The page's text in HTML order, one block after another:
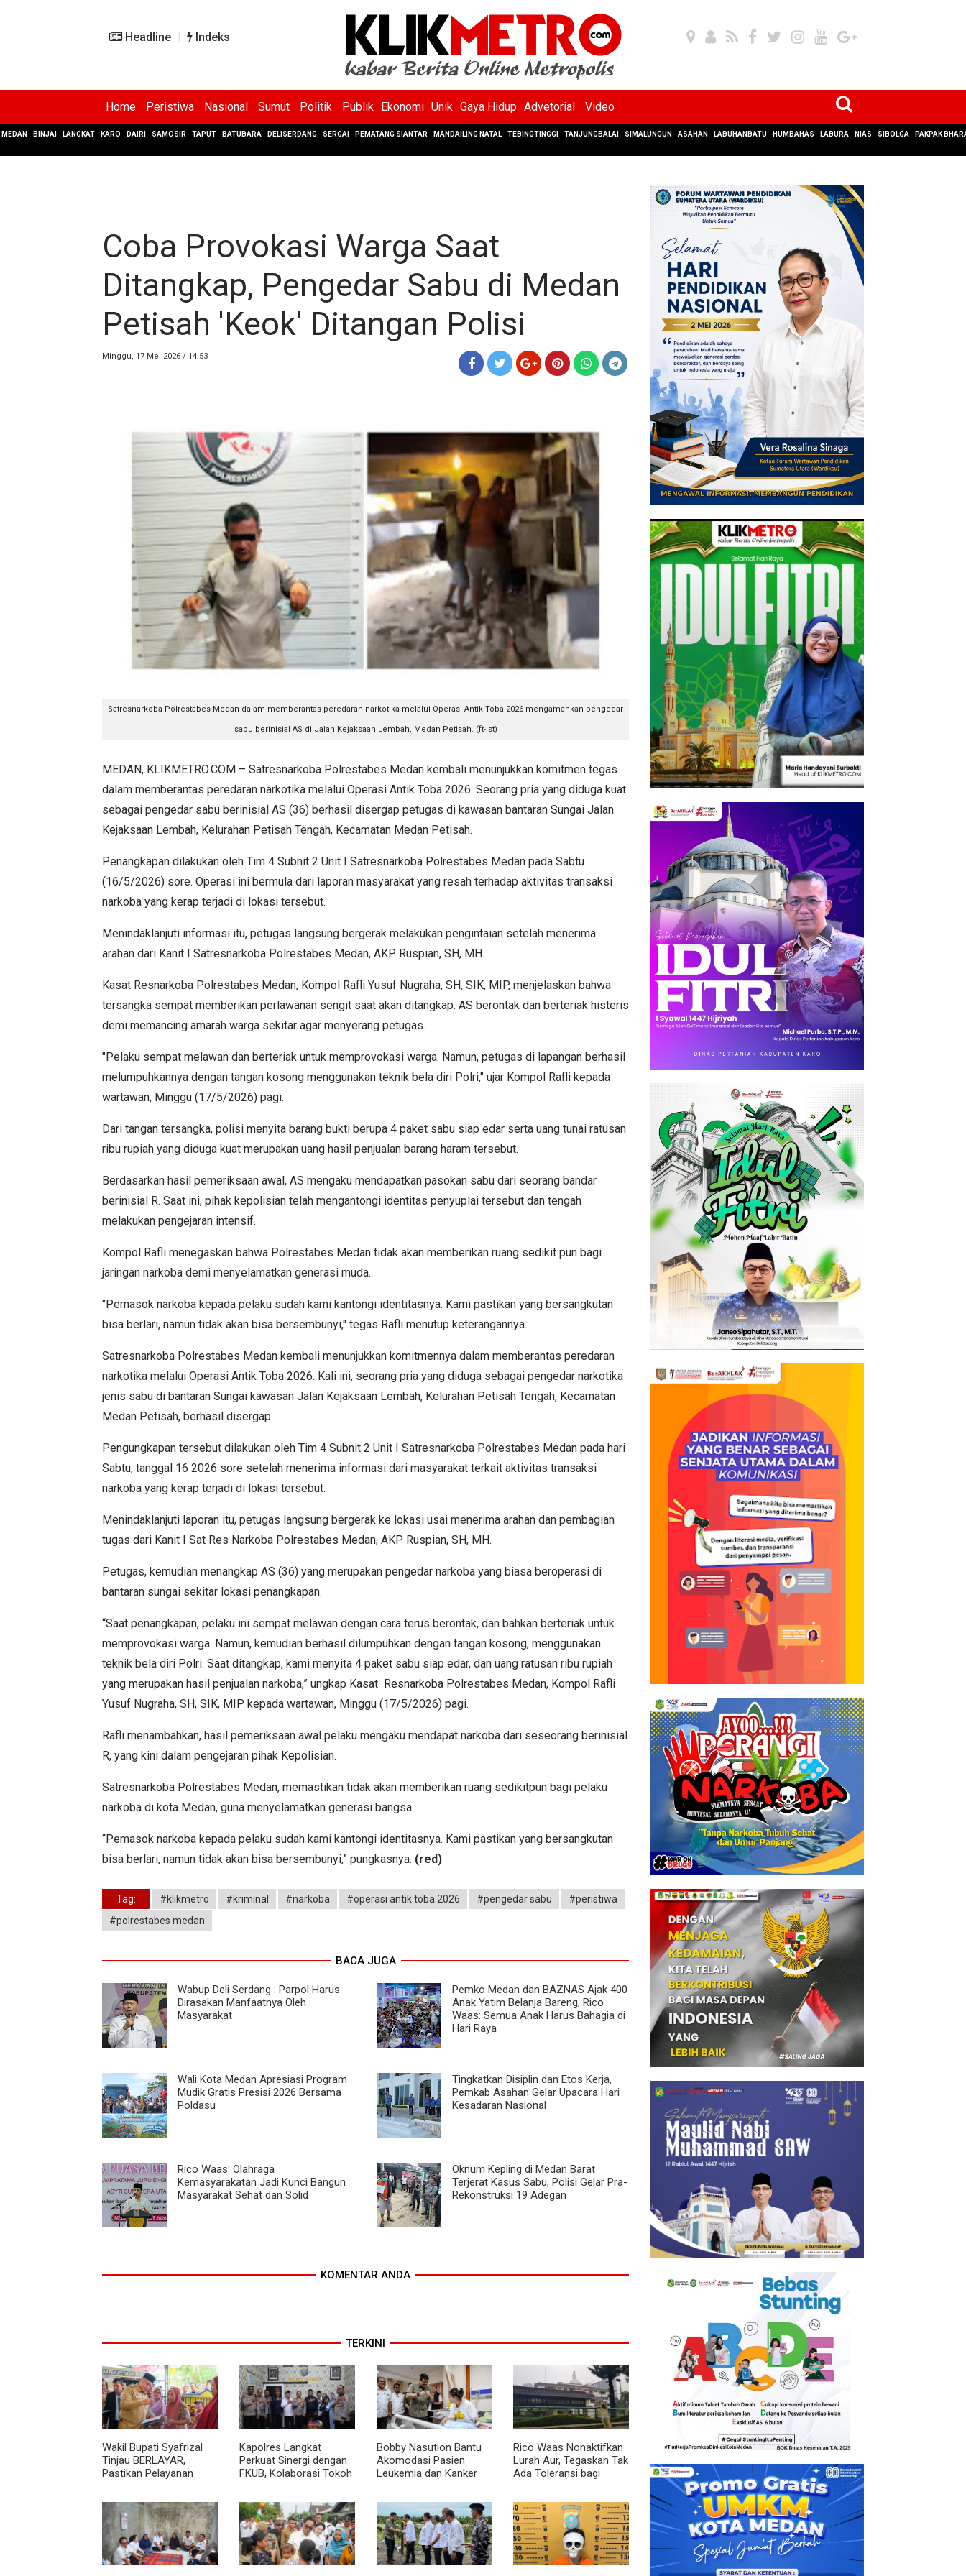
Headline Indeks
Home Peristiwa Nasional Sumut Politik Publik Ekonomi Unik Gaya Hidup Advetorial Video
MEDAN BINJAI LANGKAT KARO DAIRI SAMOSIR TAPUT BATUBARA DELISERDANG SERGAI PEMATANG SIANTAR MANDAILING NATAL TEBINGTINGGI TANJUNGBALAI SIMALUNGUN ASAHAN LABUHANBATU HUMBAHAS LABURA NIAS SIBOLGA PAKPAK
Coba Provokasi Warga Saat
Ditangkap, Pengedar Sabu di Medan
Petisah 'Keok' Ditangan Polisi
Minggu, 17 Mei 2026 / 14.53
Satresnarkoba Polrestabes Medan dalam memberantas peredaran narkotika melalui Operasi Antik Toba 2026 mengamankan pengedar
sabu berinisial AS di Jalan Kejaksaan Lembah, Medan Petisah. (ft-ist)
MEDAN, KLIKMETRO.COM – Satresnarkoba Polrestabes Medan kembali menunjukkan komitmen tegas
dalam memberantas peredaran narkotika melalui Operasi Antik Toba 2026. Seorang pria yang diduga kuat
sebagai pengedar sabu berinisial AS (36) berhasil disergap petugas di kawasan bantaran Sungai Jalan
Kejaksaan Lembah, Kelurahan Petisah Tengah, Kecamatan Medan Petisah.
Penangkapan dilakukan oleh Tim 4 Subnit 2 Unit I Satresnarkoba Polrestabes Medan pada Sabtu
(16/5/2026) sore. Operasi ini bermula dari laporan masyarakat yang resah terhadap aktivitas transaksi
narkoba yang kerap terjadi di lokasi tersebut.
Menindaklanjuti informasi itu, petugas langsung bergerak melakukan pengintaian setelah menerima
arahan dari Kanit I Satresnarkoba Polrestabes Medan, AKP Ruspian, SH, MH.
Kasat Resnarkoba Polrestabes Medan, Kompol Rafli Yusuf Nugraha, SH, SIK, MIP, menjelaskan bahwa
tersangka sempat memberikan perlawanan sengit saat akan ditangkap. AS berontak dan berteriak histeris
demi memancing amarah warga sekitar agar menyerang petugas.
"Pelaku sempat melawan dan berteriak untuk memprovokasi warga. Namun, petugas di lapangan berhasil
melumpuhkannya dengan tangan kosong menggunakan teknik bela diri Polri," ujar Kompol Rafli kepada
wartawan, Minggu (17/5/2026) pagi.
Dari tangan tersangka, polisi menyita barang bukti berupa 4 paket sabu siap edar serta uang tunai ratusan
ribu rupiah yang diduga kuat merupakan uang hasil penjualan barang haram tersebut.
Berdasarkan hasil pemeriksaan awal, AS mengaku mendapatkan pasokan sabu dari seorang bandar
berinisial R. Saat ini, pihak kepolisian telah mengantongi identitas penyuplai tersebut dan tengah
melakukan pengejaran intensif.
Kompol Rafli menegaskan bahwa Polrestabes Medan tidak akan memberikan ruang sedikit pun bagi
jaringan narkoba demi menyelamatkan generasi muda.
"Pemasok narkoba kepada pelaku sudah kami kantongi identitasnya. Kami pastikan yang bersangkutan
bisa berlari, namun tidak akan bisa bersembunyi," tegas Rafli menutup keterangannya.
Satresnarkoba Polrestabes Medan kembali menunjukkan komitmennya dalam memberantas peredaran
narkotika melalui Operasi Antik Toba 2026. Kali ini, seorang pria yang diduga sebagai pengedar narkotika
jenis sabu di bantaran Sungai kawasan Jalan Kejaksaan Lembah, Kelurahan Petisah Tengah, Kecamatan
Medan Petisah, berhasil disergap.
Pengungkapan tersebut dilakukan oleh Tim 4 Subnit 2 Unit I Satresnarkoba Polrestabes Medan pada hari
Sabtu, tanggal 16 2026 sore setelah menerima informasi dari masyarakat terkait aktivitas transaksi
narkoba yang kerap terjadi di lokasi tersebut.
Menindaklanjuti laporan itu, petugas langsung bergerak ke lokasi usai menerima arahan dan pembagian
tugas dari Kanit I Sat Res Narkoba Polrestabes Medan, AKP Ruspian, SH, MH.
Petugas, kemudian menangkap AS (36) yang merupakan pengedar narkoba yang biasa beroperasi di
bantaran sungai sekitar lokasi penangkapan.
“Saat penangkapan, pelaku ini sempat melawan dengan cara terus berontak, dan bahkan berteriak untuk
memprovokasi warga. Namun, kemudian berhasil dilumpuhkan dengan tangan kosong, menggunakan
teknik bela diri Polri. Saat ditangkap, kami menyita 4 paket sabu siap edar, dan uang ratusan ribu rupiah
yang merupakan hasil penjualan narkoba,” ungkap Kasat Resnarkoba Polrestabes Medan, Kompol Rafli
Yusuf Nugraha, SH, SIK, MIP kepada wartawan, Minggu (17/5/2026) pagi.
Rafli menambahkan, hasil pemeriksaan awal pelaku mengaku mendapat narkoba dari seseorang berinisial
R, yang kini dalam pengejaran pihak Kepolisian.
Satresnarkoba Polrestabes Medan, memastikan tidak akan memberikan ruang sedikitpun bagi pelaku
narkoba di kota Medan, guna menyelamatkan generasi bangsa.
“Pemasok narkoba kepada pelaku sudah kami kantongi identitasnya. Kami pastikan yang bersangkutan
bisa berlari, namun tidak akan bisa bersembunyi,” pungkasnya. (red)
Tag: #klikmetro #kriminal #narkoba #operasi antik toba 2026 #pengedar sabu
#peristiwa
#polrestabes medan
BACA JUGA
Wabup Deli Serdang : Parpol Harus
Dirasakan Manfaatnya Oleh
Masyarakat
Pemko Medan dan BAZNAS Ajak 400
Anak Yatim Belanja Bareng, Rico
Waas: Semua Anak Harus Bahagia di
Hari Raya
Wali Kota Medan Apresiasi Program
Mudik Gratis Presisi 2026 Bersama
Poldasu
Tingkatkan Disiplin dan Etos Kerja,
Pemkab Asahan Gelar Upacara Hari
Kesadaran Nasional
Rico Waas: Olahraga
Kemasyarakatan Jadi Kunci Bangun
Masyarakat Sehat dan Solid
Oknum Kepling di Medan Barat
Terjerat Kasus Sabu, Polisi Gelar Pra-
Rekonstruksi 19 Adegan
KOMENTAR ANDA
TERKINI
Wakil Bupati Syafrizal
Tinjau BERLAYAR,
Pastikan Pelayanan
Kapolres Langkat
Perkuat Sinergi dengan
FKUB, Kolaborasi Tokoh
Menjaga Kamtibmas
Bobby Nasution Bantu
Akomodasi Pasien
Leukemia dan Kanker
Thomsen
Rico Waas Nonaktifkan
Lurah Aur, Tegaskan Tak
Ada Toleransi bagi
Wewenang